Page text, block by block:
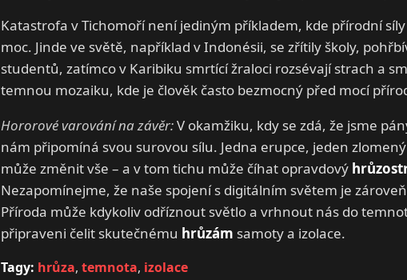
Katastrofa v Tichomoří není jediným příkladem, kde přírodní
moc. Jinde ve světě, například v Indonésii, se zřítily školy,
studentů, zatímco v Karibiku smrtící žraloci rozsévají strach a
temnou mozaiku, kde je člověk často bezmocný před mocí
Hororové varování na závěr:V okamžiku, kdy se zdá, že jsme
nám připomíná svou surovou sílu. Jedna erupce, jeden
může změnit vše – a v tom tichu může číhat opravdový
Nezapomínejme, že naše spojení s digitálním světem je
Příroda může kdykoliv odříznout světlo a vrhnout nás do
připraveni čelit skutečnému hrůzám samoty a izolace.
Tagy: hrůza, temnota, izolace